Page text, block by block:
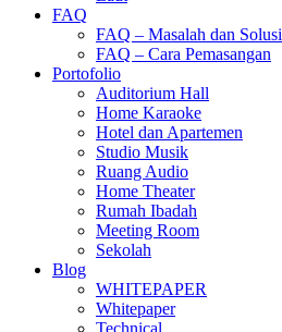
FAQ
FAQ – Masalah dan Solusi
FAQ – Cara Pemasangan
Portofolio
Auditorium Hall
Home Karaoke
Hotel dan Apartemen
Studio Musik
Ruang Audio
Home Theater
Rumah Ibadah
Meeting Room
Sekolah
Blog
WHITEPAPER
Whitepaper
Technical